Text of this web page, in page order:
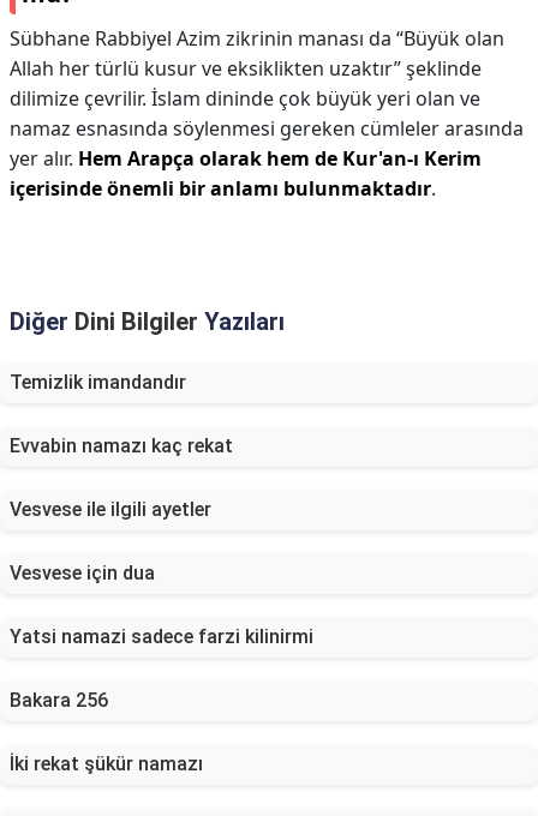
Sübhane Rabbiyel Azim zikrinin manası da “Büyük olan
Allah her türlü kusur ve eksiklikten uzaktır” şeklinde
dilimize çevrilir. İslam dininde çok büyük yeri olan ve
namaz esnasında söylenmesi gereken cümleler arasında
yer alır. Hem Arapça olarak hem de Kur'an-ı Kerim
içerisinde önemli bir anlamı bulunmaktadır.
Diğer Dini Bilgiler Yazıları
Temizlik imandandır
Evvabin namazı kaç rekat
Vesvese ile ilgili ayetler
Vesvese için dua
Yatsi namazi sadece farzi kilinirmi
Bakara 256
İki rekat şükür namazı